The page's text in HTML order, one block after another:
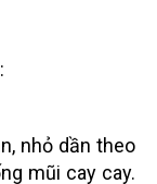
nhỏ dần theo
mũi cay cay.